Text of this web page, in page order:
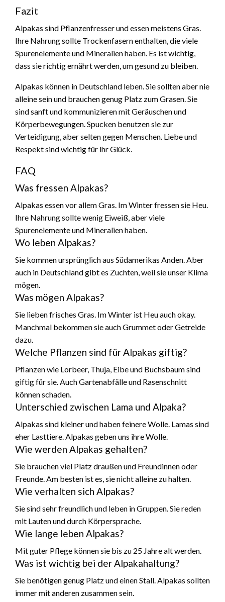
Fazit
Alpakas sind Pflanzenfresser und essen meistens Gras.
Ihre Nahrung sollte Trockenfasern enthalten, die viele
Spurenelemente und Mineralien haben. Es ist wichtig,
dass sie richtig ernährt werden, um gesund zu bleiben.
Alpakas können in Deutschland leben. Sie sollten aber nie
alleine sein und brauchen genug Platz zum Grasen. Sie
sind sanft und kommunizieren mit Geräuschen und
Körperbewegungen. Spucken benutzen sie zur
Verteidigung, aber selten gegen Menschen. Liebe und
Respekt sind wichtig für ihr Glück.
FAQ
Was fressen Alpakas?
Alpakas essen vor allem Gras. Im Winter fressen sie Heu.
Ihre Nahrung sollte wenig Eiweiß, aber viele
Spurenelemente und Mineralien haben.
Wo leben Alpakas?
Sie kommen ursprünglich aus Südamerikas Anden. Aber
auch in Deutschland gibt es Zuchten, weil sie unser Klima
mögen.
Was mögen Alpakas?
Sie lieben frisches Gras. Im Winter ist Heu auch okay.
Manchmal bekommen sie auch Grummet oder Getreide
dazu.
Welche Pflanzen sind für Alpakas giftig?
Pflanzen wie Lorbeer, Thuja, Eibe und Buchsbaum sind
giftig für sie. Auch Gartenabfälle und Rasenschnitt
können schaden.
Unterschied zwischen Lama und Alpaka?
Alpakas sind kleiner und haben feinere Wolle. Lamas sind
eher Lasttiere. Alpakas geben uns ihre Wolle.
Wie werden Alpakas gehalten?
Sie brauchen viel Platz draußen und Freundinnen oder
Freunde. Am besten ist es, sie nicht alleine zu halten.
Wie verhalten sich Alpakas?
Sie sind sehr freundlich und leben in Gruppen. Sie reden
mit Lauten und durch Körpersprache.
Wie lange leben Alpakas?
Mit guter Pflege können sie bis zu 25 Jahre alt werden.
Was ist wichtig bei der Alpakahaltung?
Sie benötigen genug Platz und einen Stall. Alpakas sollten
immer mit anderen zusammen sein.